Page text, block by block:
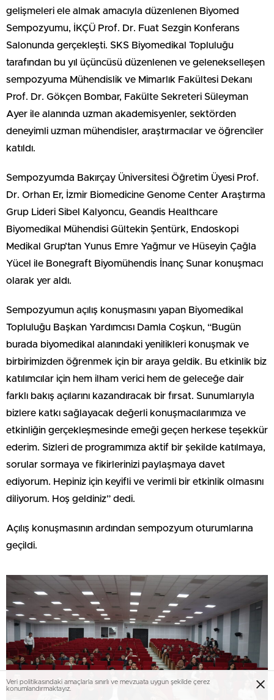
gelişmeleri ele almak amacıyla düzenlenen Biyomed
Sempozyumu, İKÇÜ Prof. Dr. Fuat Sezgin Konferans
Salonunda gerçekleşti. SKS Biyomedikal Topluluğu
tarafından bu yıl üçüncüsü düzenlenen ve gelenekselleşen
sempozyuma Mühendislik ve Mimarlık Fakültesi Dekanı
Prof. Dr. Gökçen Bombar, Fakülte Sekreteri Süleyman
Ayer ile alanında uzman akademisyenler, sektörden
deneyimli uzman mühendisler, araştırmacılar ve öğrenciler
katıldı.
Sempozyumda Bakırçay Üniversitesi Öğretim Üyesi Prof.
Dr. Orhan Er, İzmir Biomedicine Genome Center Araştırma
Grup Lideri Sibel Kalyoncu, Geandis Healthcare
Biyomedikal Mühendisi Gültekin Şentürk, Endoskopi
Medikal Grup’tan Yunus Emre Yağmur ve Hüseyin Çağla
Yücel ile Bonegraft Biyomühendis İnanç Sunar konuşmacı
olarak yer aldı.
Sempozyumun açılış konuşmasını yapan Biyomedikal
Topluluğu Başkan Yardımcısı Damla Coşkun, “Bugün
burada biyomedikal alanındaki yenilikleri konuşmak ve
birbirimizden öğrenmek için bir araya geldik. Bu etkinlik biz
katılımcılar için hem ilham verici hem de geleceğe dair
farklı bakış açılarını kazandıracak bir fırsat. Sunumlarıyla
bizlere katkı sağlayacak değerli konuşmacılarımıza ve
etkinliğin gerçekleşmesinde emeği geçen herkese teşekkür
ederim. Sizleri de programımıza aktif bir şekilde katılmaya,
sorular sormaya ve fikirlerinizi paylaşmaya davet
ediyorum. Hepiniz için keyifli ve verimli bir etkinlik olmasını
diliyorum. Hoş geldiniz” dedi.
Açılış konuşmasının ardından sempozyum oturumlarına
geçildi.
Veri politikasındaki amaçlarla sınırlı ve mevzuata uygun şekilde çerez
konumlandırmaktayız.